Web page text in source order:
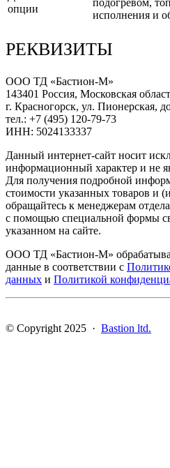
опции
подогревом,
исполнения и
РЕКВИЗИТЫ
ООО ТД «Бастион-М»
143401 Россия, Московская
г. Красногорск, ул. Пионерская,
тел.: +7 (495) 120-79-73
ИНН: 5024133337
Данный интернет-сайт носит
информационный характер и не
Для получения подробной
стоимости указанных товаров и
обращайтесь к менеджерам
с помощью специальной формы
указанном на сайте.
ООО ТД «Бастион-М»
данные в соответствии с
данных и Политикой
© Copyright 2025 · Bastion ltd.